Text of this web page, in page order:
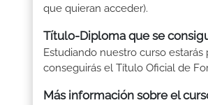
que quieran acceder).
Título-Diploma que se
Estudiando nuestro curso
conseguirás el Título Oficial de
Más información sobre el